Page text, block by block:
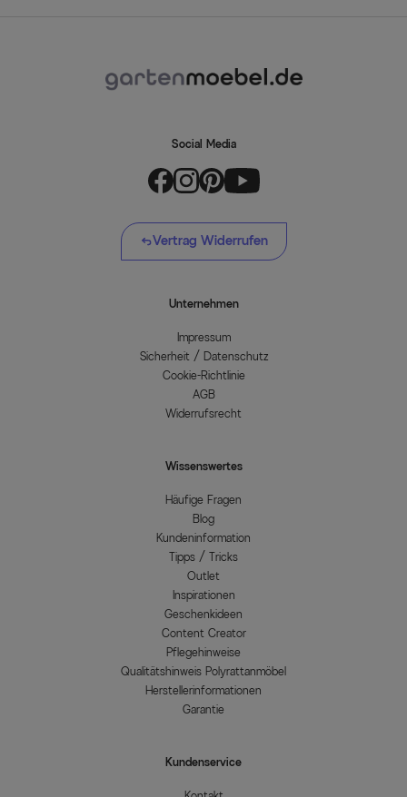
Social Media
Vertrag Widerrufen
Unternehmen
Impressum
Sicherheit / Datenschutz
Cookie-Richtlinie
AGB
Widerrufsrecht
Wissenswertes
Häufige Fragen
Blog
Kundeninformation
Tipps / Tricks
Outlet
Inspirationen
Geschenkideen
Content Creator
Pflegehinweise
Qualitätshinweis Polyrattanmöbel
Herstellerinformationen
Garantie
Kundenservice